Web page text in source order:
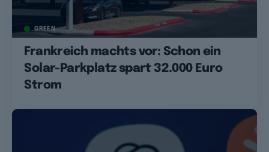
GREEN
Frankreich machts vor: Schon ein
Solar-Parkplatz spart 32.000 Euro
Strom